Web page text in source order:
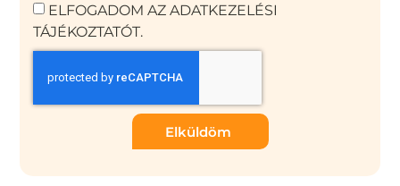
ELFOGADOM AZ ADATKEZELÉSI
TÁJÉKOZTATÓT.
Elküldöm